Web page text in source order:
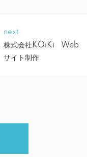
next
株式会社KOiKi Web
サイト制作